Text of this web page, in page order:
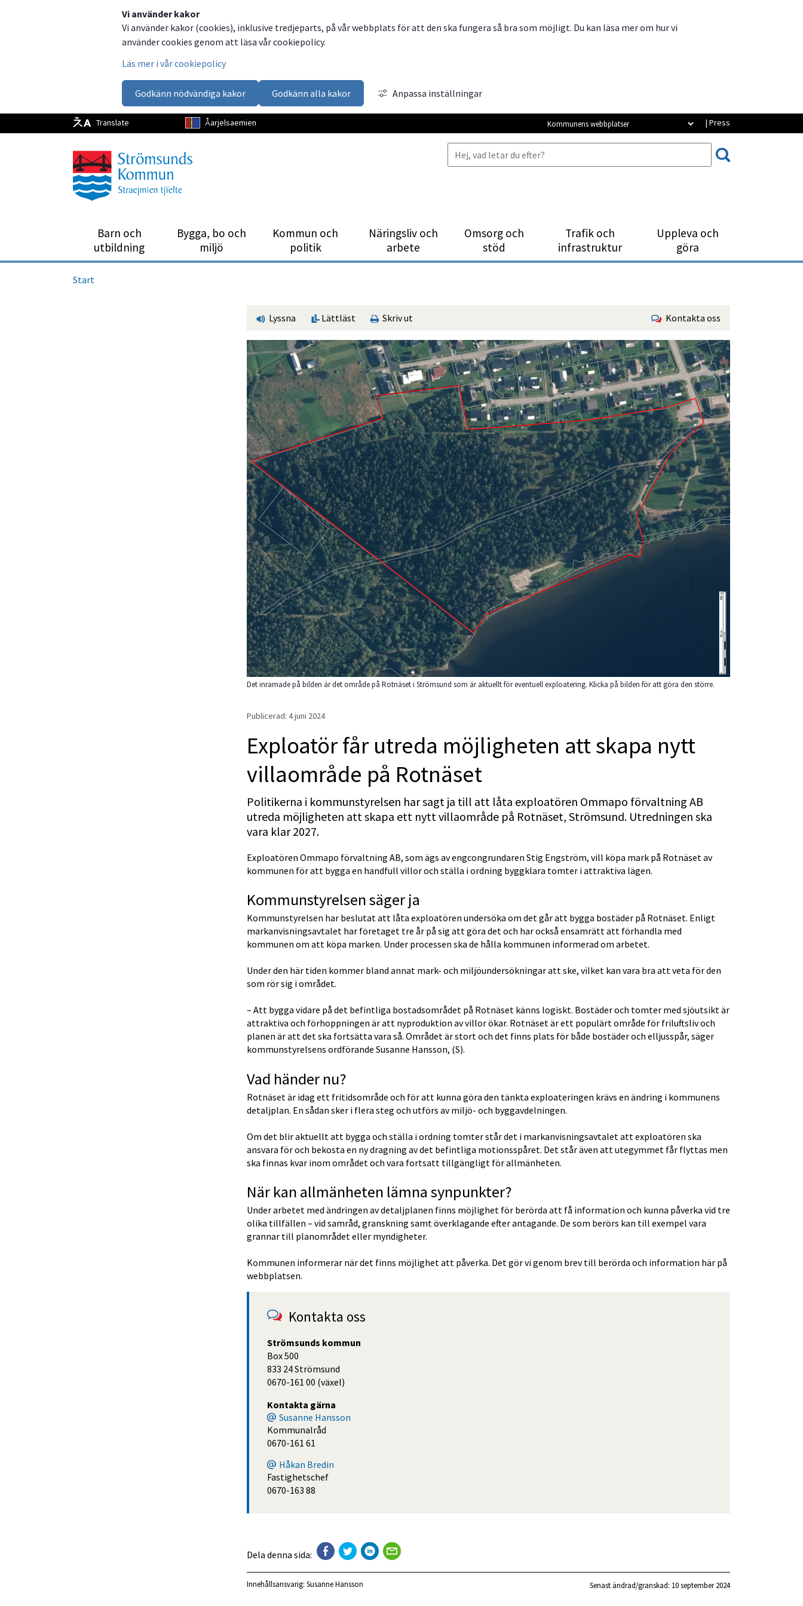
Vi använder kakor
Vi använder kakor (cookies), inklusive tredjeparts, på vår webbplats för att den ska fungera så bra som möjligt. Du kan läsa mer om hur vi
använder cookies genom att läsa vår cookiepolicy.
Läs mer i vår cookiepolicy
Godkänn nödvändiga kakor Godkänn alla kakor Anpassa inställningar
Translate Åarjelsaemien | Press
Kommunens webbplatser
Barn och
utbild­ning
Bygga, bo och
miljö
Kommun och
politik
Närings­liv och
arbete
Omsorg och
stöd
Trafik och
infrastruktur
Uppleva och
göra
Start
Lyssna Lättläst Skriv ut
Kontakta oss
Förstora bilden
Det inramade på bilden är det område på Rotnäset i Strömsund som är aktuellt för eventuell exploatering. Klicka på bilden för att göra den större.
Publicerad: 4 juni 2024
Exploatör får utreda möjligheten att skapa nytt
villaområde på Rotnäset
Politikerna i kommunstyrelsen har sagt ja till att låta exploatören Ommapo förvaltning AB
utreda möjligheten att skapa ett nytt villaområde på Rotnäset, Strömsund. Utredningen ska
vara klar 2027.
Exploatören Ommapo förvaltning AB, som ägs av engcongrundaren Stig Engström, vill köpa mark på Rotnäset av
kommunen för att bygga en handfull villor och ställa i ordning byggklara tomter i attraktiva lägen.
Kommunstyrelsen säger ja
Kommunstyrelsen har beslutat att låta exploatören undersöka om det går att bygga bostäder på Rotnäset. Enligt
markanvisningsavtalet har företaget tre år på sig att göra det och har också ensamrätt att förhandla med
kommunen om att köpa marken. Under processen ska de hålla kommunen informerad om arbetet.
Under den här tiden kommer bland annat mark- och miljöundersökningar att ske, vilket kan vara bra att veta för den
som rör sig i området.
– Att bygga vidare på det befintliga bostadsområdet på Rotnäset känns logiskt. Bostäder och tomter med sjöutsikt är
attraktiva och förhoppningen är att nyproduktion av villor ökar. Rotnäset är ett populärt område för friluftsliv och
planen är att det ska fortsätta vara så. Området är stort och det finns plats för både bostäder och elljusspår, säger
kommunstyrelsens ordförande Susanne Hansson, (S).
Vad händer nu?
Rotnäset är idag ett fritidsområde och för att kunna göra den tänkta exploateringen krävs en ändring i kommunens
detaljplan. En sådan sker i flera steg och utförs av miljö- och byggavdelningen.
Om det blir aktuellt att bygga och ställa i ordning tomter står det i markanvisningsavtalet att exploatören ska
ansvara för och bekosta en ny dragning av det befintliga motionsspåret. Det står även att utegymmet får flyttas men
ska finnas kvar inom området och vara fortsatt tillgängligt för allmänheten.
När kan allmänheten lämna synpunkter?
Under arbetet med ändringen av detaljplanen finns möjlighet för berörda att få information och kunna påverka vid tre
olika tillfällen – vid samråd, granskning samt överklagande efter antagande. De som berörs kan till exempel vara
grannar till planområdet eller myndigheter.
Kommunen informerar när det finns möjlighet att påverka. Det gör vi genom brev till berörda och information här på
webbplatsen.
Kontakta oss
Strömsunds kommun
Box 500
833 24 Strömsund
0670-161 00 (växel)
Kontakta gärna
Susanne Hansson
Kommunalråd
0670-161 61
Håkan Bredin
Fastighetschef
0670-163 88
Dela denna sida:
Innehållsansvarig: Susanne Hansson Senast ändrad/granskad: 10 september 2024